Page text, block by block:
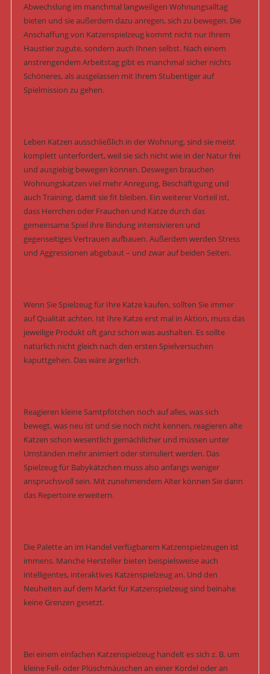
Abwechslung im manchmal langweiligen Wohnungsalltag
bieten und sie außerdem dazu anregen, sich zu bewegen. Die
Anschaffung von Katzenspielzeug kommt nicht nur Ihrem
Haustier zugute, sondern auch Ihnen selbst. Nach einem
anstrengendem Arbeitstag gibt es manchmal sicher nichts
Schöneres, als ausgelassen mit Ihrem Stubentiger auf
Spielmission zu gehen.
Leben Katzen ausschließlich in der Wohnung, sind sie meist
komplett unterfordert, weil sie sich nicht wie in der Natur frei
und ausgiebig bewegen können. Deswegen brauchen
Wohnungskatzen viel mehr Anregung, Beschäftigung und
auch Training, damit sie fit bleiben. Ein weiterer Vorteil ist,
dass Herrchen oder Frauchen und Katze durch das
gemeinsame Spiel ihre Bindung intensivieren und
gegenseitiges Vertrauen aufbauen. Außerdem werden Stress
und Aggressionen abgebaut – und zwar auf beiden Seiten.
Wenn Sie Spielzeug für Ihre Katze kaufen, sollten Sie immer
auf Qualität achten. Ist Ihre Katze erst mal in Aktion, muss das
jeweilige Produkt oft ganz schön was aushalten. Es sollte
natürlich nicht gleich nach den ersten Spielversuchen
kaputtgehen. Das wäre ärgerlich.
Reagieren kleine Samtpfötchen noch auf alles, was sich
bewegt, was neu ist und sie noch nicht kennen, reagieren alte
Katzen schon wesentlich gemächlicher und müssen unter
Umständen mehr animiert oder stimuliert werden. Das
Spielzeug für Babykätzchen muss also anfangs weniger
anspruchsvoll sein. Mit zunehmendem Alter können Sie dann
das Repertoire erweitern.
Die Palette an im Handel verfügbarem Katzenspielzeugen ist
immens. Manche Hersteller bieten beispielsweise auch
intelligentes, interaktives Katzenspielzeug an. Und den
Neuheiten auf dem Markt für Katzenspielzeug sind beinahe
keine Grenzen gesetzt.
Bei einem einfachen Katzenspielzeug handelt es sich z. B. um
kleine Fell- oder Plüschmäuschen an einer Kordel oder an